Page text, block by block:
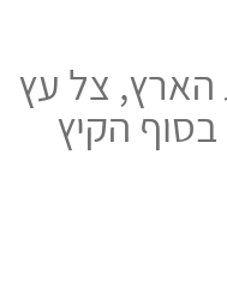
הארץ, צל עץ
הקיץ